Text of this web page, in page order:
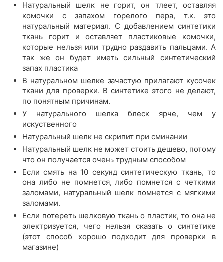
Натуральный шелк не горит, он тлеет, оставляя
комочки с запахом горелого пера, т.к. это
натуральный материал. С добавлением синтетики
ткань горит и оставляет пластиковые комочки,
которые нельзя или трудно раздавить пальцами. А
так же он будет иметь сильный синтетический
запах пластика
В натуральном шелке зачастую прилагают кусочек
ткани для проверки. В синтетике этого не делают,
по понятным причинам.
У натурального шелка блеск ярче, чем у
искуственного
Натуральный шелк не скрипит при сминании
Натуральный шелк не может стоить дешево, потому
что он получается очень трудным способом
Если смять на 10 секунд синтетическую ткань, то
она либо не помнется, либо помнется с четкими
заломами, натуральный шелк помнется с мягкими
заломами.
Если потереть шелковую ткань о пластик, то она не
электризуется, чего нельзя сказать о синтетике
(этот способ хорошо подходит для проверки в
магазине)